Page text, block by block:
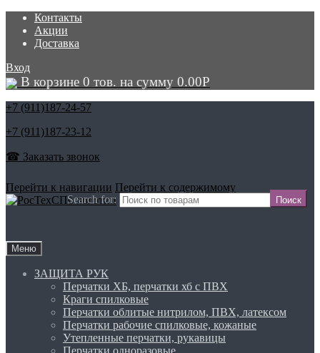
Контакты
Акции
Доставка
Вход
В корзине 0 тов. на сумму 0.00Р
+7 (911)187-24-57
+7 (911)187-23-12
☎ Заказать звонок
Search for:
Перейти к навигации Перейти к содержимому
Меню
ЗАЩИТА РУК
Перчатки ХБ, перчатки хб с ПВХ
Краги спилковые
Перчатки облитые нитрилом, ПВХ, латексом
Перчатки рабочие спилковые, кожаные
Утепленные перчатки, рукавицы
Перчатки одноразовые